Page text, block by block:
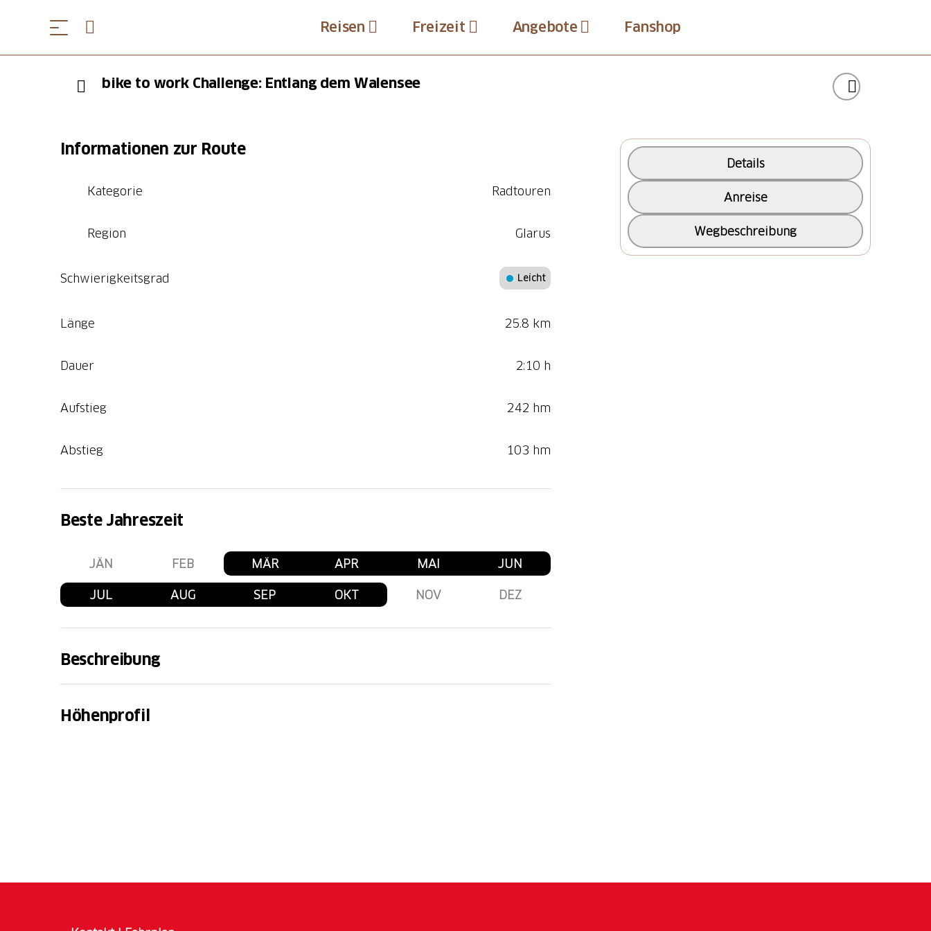
Reisen Freizeit Angebote Fanshop
bike to work Challenge: Entlang dem Walensee
Informationen zur Route
Kategorie Radtouren
Region Glarus
Schwierigkeitsgrad Leicht
Länge 25.8 km
Dauer 2:10 h
Aufstieg 242 hm
Abstieg 103 hm
Beste Jahreszeit
JÄN FEB MÄR APR MAI JUN
JUL AUG SEP OKT NOV DEZ
Beschreibung
Räder umzusteigen und ihren Arbeitsweg gesünder und effizienter zu gestalten.
Preise im Wert von über CHF 100'000 - Je mehr Sie fahren, desto höher sind
Höhenprofil
Details
Anreise
Wegbeschreibung